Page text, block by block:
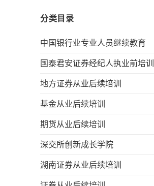
分类目录
中国银行业专业人员继续教育
国泰君安证券经纪人执业前培训
地方证券从业后续培训
基金从业后续培训
期货从业后续培训
深交所创新成长学院
湖南证券从业后续培训